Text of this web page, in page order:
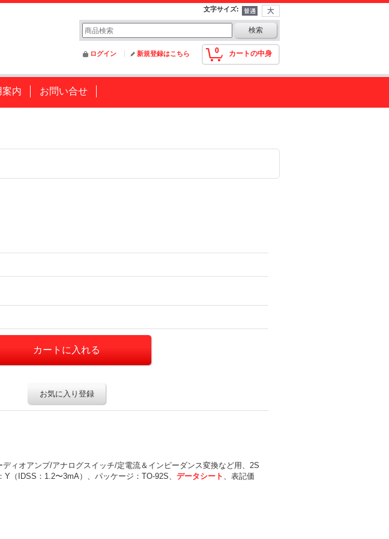
文字サイズ:
0 カートの中身
ログイン 新規登録はこちら
案内 お問い合せ
お気に入り登録
ィオアンプ/アナログスイッチ/定電流＆インピーダンス変換など用、2S
（IDSS：1.2〜3mA）、パッケージ：TO-92S、 データシート 、表記価